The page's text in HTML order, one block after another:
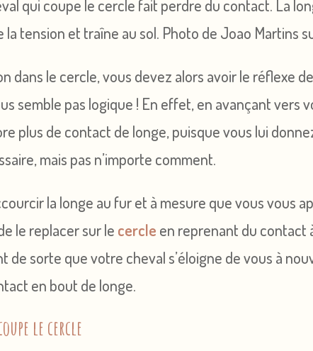
la tension et traîne au sol. Photo de Joao Martins
dans le cercle, vous devez alors avoir le réflexe
semble pas logique ! En effet, en avançant vers
plus de contact de longe, puisque vous lui
mais pas n’importe comment.
la longe au fur et à mesure que vous vous
le replacer sur le cercle en reprenant du contact
de sorte que votre cheval s’éloigne de vous à
en bout de longe.
le cercle